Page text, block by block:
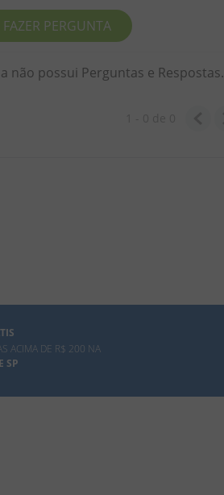
FAZER PERGUNTA
não possui Perguntas e Respostas.
ACIMA DE R$ 200 NA
SP